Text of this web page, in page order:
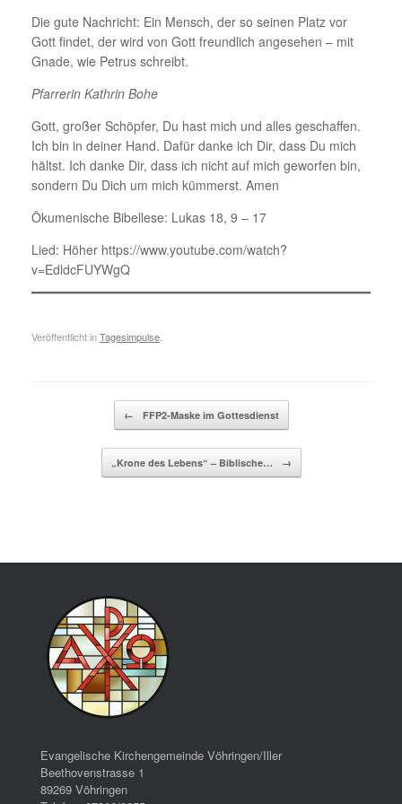
Die gute Nachricht: Ein Mensch, der so seinen Platz vor
Gott findet, der wird von Gott freundlich angesehen – mit
Gnade, wie Petrus schreibt.
Pfarrerin Kathrin Bohe
Gott, großer Schöpfer, Du hast mich und alles geschaffen.
Ich bin in deiner Hand. Dafür danke ich Dir, dass Du mich
hältst. Ich danke Dir, dass ich nicht auf mich geworfen bin,
sondern Du Dich um mich kümmerst. Amen
Ökumenische Bibellese: Lukas 18, 9 – 17
Lied: Höher https://www.youtube.com/watch?
v=EdldcFUYWgQ
Veröffentlicht inTagesimpulse
← FFP2-Maske im Gottesdienst
„Krone des Lebens“ – Biblische… →
Evangelische Kirchengemeinde Vöhringen/Iller
Beethovenstrasse 1
89269 Vöhringen